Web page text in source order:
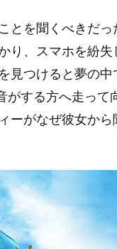
とを聞くべきだっ
、スマホを紛失
見つけると夢の中
がする方へ走って
がなぜ彼女から